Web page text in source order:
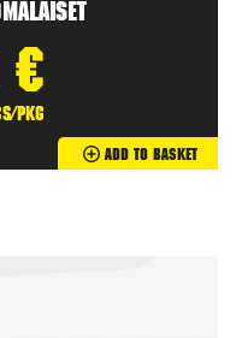
€
pkg
Add To Basket